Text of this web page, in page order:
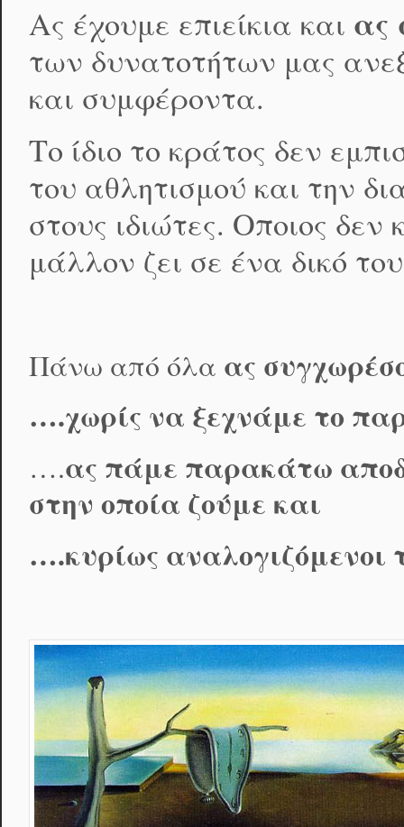
Ας έχουμε επιείκια και ας
των δυνατοτήτων μας
και συμφέροντα.
Το ίδιο το κράτος δεν
του αθλητισμού και την
στους ιδιώτες. Οποιος δεν
μάλλον ζει σε ένα δικό
Πάνω από όλα ας
….χωρίς να ξεχνάμε το
….ας πάμε παρακάτω
στην οποία ζούμε και
….κυρίως αναλογιζόμενοι